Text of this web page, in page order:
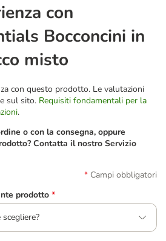
con
Bocconcini in
misto
con questo prodotto. Le valutazioni
sul sito. Requisiti fondamentali per la
.
o con la consegna, oppure
Contatta il nostro Servizio
Campi obbligatori
prodotto *